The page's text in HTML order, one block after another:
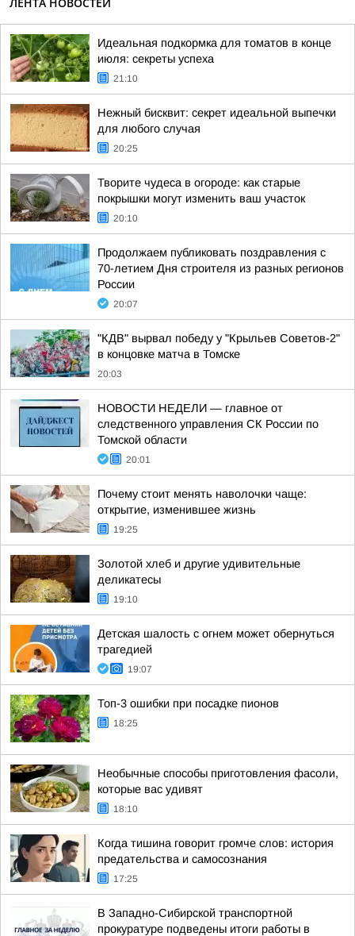
Идеальная подкормка для томатов в конце
июля: секреты успеха
21:10
Нежный бисквит: секрет идеальной выпечки
для любого случая
20:25
Творите чудеса в огороде: как старые
покрышки могут изменить ваш участок
20:10
Продолжаем публиковать поздравления с
70-летием Дня строителя из разных регионов
России
20:07
"КДВ" вырвал победу у "Крыльев Советов-2"
в концовке матча в Томске
20:03
НОВОСТИ НЕДЕЛИ — главное от
следственного управления СК России по
Томской области
20:01
Почему стоит менять наволочки чаще:
открытие, изменившее жизнь
19:25
Золотой хлеб и другие удивительные
деликатесы
19:10
Детская шалость с огнем может обернуться
трагедией
19:07
Топ-3 ошибки при посадке пионов
18:25
Необычные способы приготовления фасоли,
которые вас удивят
18:10
Когда тишина говорит громче слов: история
предательства и самосознания
17:25
В Западно-Сибирской транспортной
прокуратуре подведены итоги работы в